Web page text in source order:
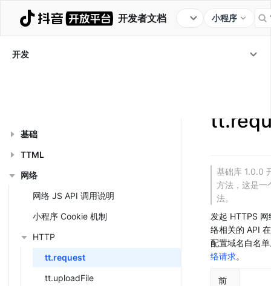
开发者文档 小程序
开发
行业插件
基础
TTML
网络
网络 JS API 调用说明
小程序 Cookie 机制
HTTP
tt.request
tt.uploadFile
基础库 1.0.0
方法，这是一
法。
发起 HTTPS
络相关的 API
配置域名白名
络请求。
前